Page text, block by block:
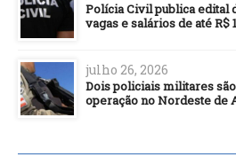
Polícia Civil publica edital
vagas e salários de até R$
julho 26, 2026
Dois policiais militares
operação no Nordeste de